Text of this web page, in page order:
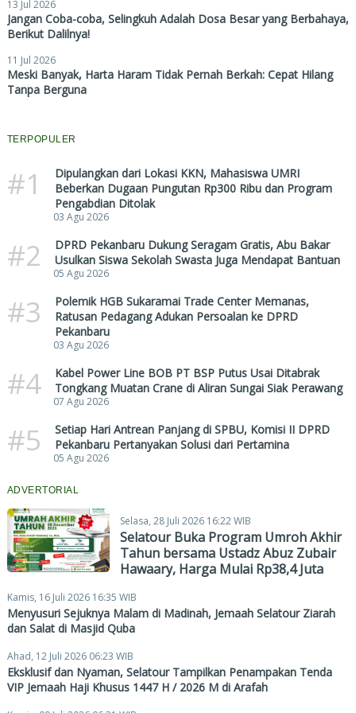
13 Jul 2026
Jangan Coba-coba, Selingkuh Adalah Dosa Besar yang Berbahaya,
Berikut Dalilnya!
11 Jul 2026
Meski Banyak, Harta Haram Tidak Pernah Berkah: Cepat Hilang
Tanpa Berguna
TERPOPULER
#1
Dipulangkan dari Lokasi KKN, Mahasiswa UMRI
Beberkan Dugaan Pungutan Rp300 Ribu dan Program
Pengabdian Ditolak
03 Agu 2026
#2
DPRD Pekanbaru Dukung Seragam Gratis, Abu Bakar
Usulkan Siswa Sekolah Swasta Juga Mendapat Bantuan
05 Agu 2026
#3
Polemik HGB Sukaramai Trade Center Memanas,
Ratusan Pedagang Adukan Persoalan ke DPRD
Pekanbaru
03 Agu 2026
#4
Kabel Power Line BOB PT BSP Putus Usai Ditabrak
Tongkang Muatan Crane di Aliran Sungai Siak Perawang
07 Agu 2026
#5
Setiap Hari Antrean Panjang di SPBU, Komisi II DPRD
Pekanbaru Pertanyakan Solusi dari Pertamina
05 Agu 2026
ADVERTORIAL
Selasa, 28 Juli 2026 16:22 WIB
Selatour Buka Program Umroh Akhir
Tahun bersama Ustadz Abuz Zubair
Hawaary, Harga Mulai Rp38,4 Juta
Kamis, 16 Juli 2026 16:35 WIB
Menyusuri Sejuknya Malam di Madinah, Jemaah Selatour Ziarah
dan Salat di Masjid Quba
Ahad, 12 Juli 2026 06:23 WIB
Eksklusif dan Nyaman, Selatour Tampilkan Penampakan Tenda
VIP Jemaah Haji Khusus 1447 H / 2026 M di Arafah